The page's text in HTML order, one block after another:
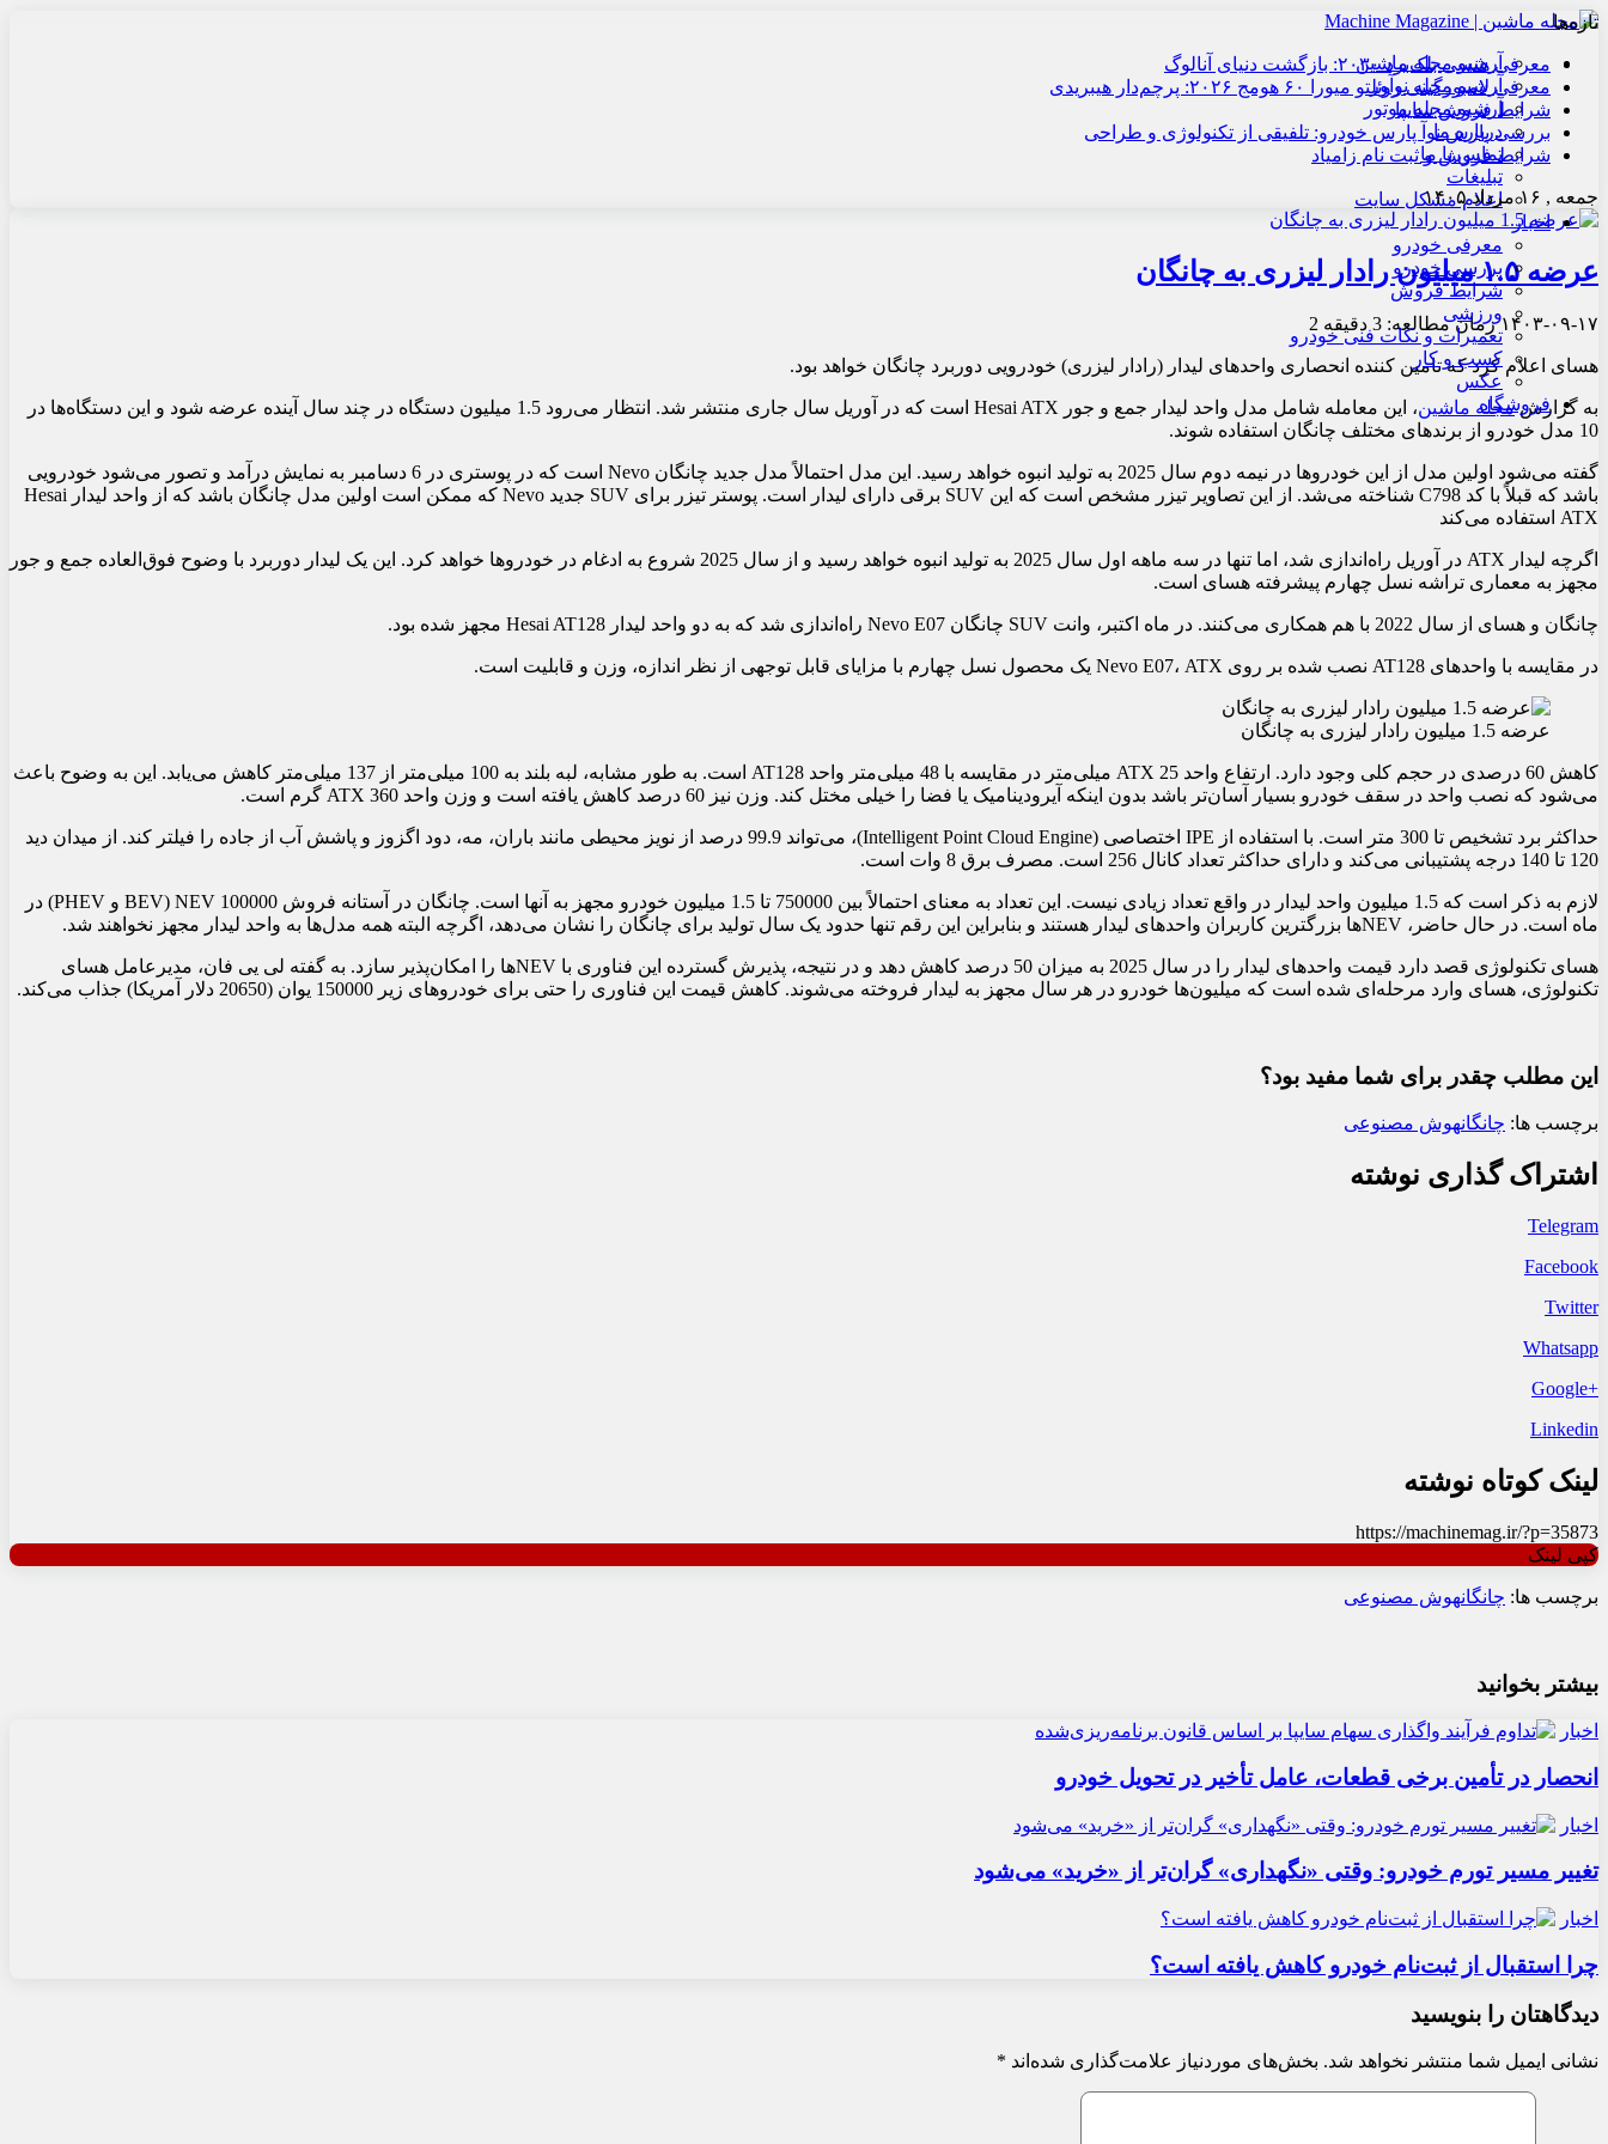
آرشیو مجله ماشین
آرشیو مجله نوآور
آرشیو مجله موتور
درباره ما
تماس با ما
تبلیغات
اعلام مشکل سایت
اخبار
معرفی خودرو
بررسی خودرو
شرایط فروش
ورزشی
تعمیرات و نکات فنی خودرو
کسب و کار
عکس
فروشگاه
تازه‌ها
معرفی هنسی بلک‌برد ۲۰۳۰: بازگشت دنیای آنالوگ
معرفی لامبورگینی روئلتو میورا ۶۰ هومج ۲۰۲۶: پرچم‌دار هیبریدی
شرایط فروش سایپا
بررسی پارس نوآ پارس خودرو: تلفیقی از تکنولوژی و طراحی
شرایط فروش و ثبت نام زامیاد
جمعه , ۱۶ مرداد ۱۴۰۵
عرضه ۱.۵ میلیون رادار لیزری به چانگان
۱۴۰۳-۰۹-۱۷زمان مطالعه: 3 دقیقه
هسای اعلام کرد که تامین کننده انحصاری واحدهای لیدار (رادار لیزری) خودرویی دوربرد چانگان خواهد بود.
به گزارشمجله ماشین
، این معامله شامل مدل واحد لیدار جمع و جور Hesai ATX است که در آوریل سال جاری منتشر شد. انتظار می‌رود 1.5 میلیون دستگاه در چند سال آینده عرضه شود و این دستگاه‌ها در
10 مدل خودرو از برندهای مختلف چانگان استفاده شوند.
گفته می‌شود اولین مدل از این خودروها در نیمه دوم سال 2025 به تولید انبوه خواهد رسید. این مدل احتمالاً مدل جدید چانگان Nevo است که در پوستری در 6 دسامبر به نمایش درآمد و تصور می‌شود خودرویی
باشد که قبلاً با کد C798 شناخته می‌شد. از این تصاویر تیزر مشخص است که این SUV برقی دارای لیدار است. پوستر تیزر برای SUV جدید Nevo که ممکن است اولین مدل چانگان باشد که از واحد لیدار Hesai
ATX استفاده می‌کند
اگرچه لیدار ATX در آوریل راه‌اندازی شد، اما تنها در سه ماهه اول سال 2025 به تولید انبوه خواهد رسید و از سال 2025 شروع به ادغام در خودروها خواهد کرد. این یک لیدار دوربرد با وضوح فوق‌العاده جمع و جور
مجهز به معماری تراشه نسل چهارم پیشرفته هسای است.
چانگان و هسای از سال 2022 با هم همکاری می‌کنند. در ماه اکتبر، وانت SUV چانگان Nevo E07 راه‌اندازی شد که به دو واحد لیدار Hesai AT128 مجهز شده بود.
در مقایسه با واحدهای AT128 نصب شده بر روی Nevo E07، ATX یک محصول نسل چهارم با مزایای قابل توجهی از نظر اندازه، وزن و قابلیت است.
عرضه 1.5 میلیون رادار لیزری به چانگان
کاهش 60 درصدی در حجم کلی وجود دارد. ارتفاع واحد ATX 25 میلی‌متر در مقایسه با 48 میلی‌متر واحد AT128 است. به طور مشابه، لبه بلند به 100 میلی‌متر از 137 میلی‌متر کاهش می‌یابد. این به وضوح باعث
می‌شود که نصب واحد در سقف خودرو بسیار آسان‌تر باشد بدون اینکه آیرودینامیک یا فضا را خیلی مختل کند. وزن نیز 60 درصد کاهش یافته است و وزن واحد ATX 360 گرم است.
حداکثر برد تشخیص تا 300 متر است. با استفاده از IPE اختصاصی (Intelligent Point Cloud Engine)، می‌تواند 99.9 درصد از نویز محیطی مانند باران، مه، دود اگزوز و پاشش آب از جاده را فیلتر کند. از میدان دید
120 تا 140 درجه پشتیبانی می‌کند و دارای حداکثر تعداد کانال 256 است. مصرف برق 8 وات است.
لازم به ذکر است که 1.5 میلیون واحد لیدار در واقع تعداد زیادی نیست. این تعداد به معنای احتمالاً بین 750000 تا 1.5 میلیون خودرو مجهز به آنها است. چانگان در آستانه فروش 100000 NEV (BEV و PHEV) در
ماه است. در حال حاضر، NEVها بزرگترین کاربران واحدهای لیدار هستند و بنابراین این رقم تنها حدود یک سال تولید برای چانگان را نشان می‌دهد، اگرچه البته همه مدل‌ها به واحد لیدار مجهز نخواهند شد.
هسای تکنولوژی قصد دارد قیمت واحدهای لیدار را در سال 2025 به میزان 50 درصد کاهش دهد و در نتیجه، پذیرش گسترده این فناوری با NEVها را امکان‌پذیر سازد. به گفته لی یی فان، مدیرعامل هسای
تکنولوژی، هسای وارد مرحله‌ای شده است که میلیون‌ها خودرو در هر سال مجهز به لیدار فروخته می‌شوند. کاهش قیمت این فناوری را حتی برای خودروهای زیر 150000 یوان (20650 دلار آمریکا) جذاب می‌کند.
این مطلب چقدر برای شما مفید بود؟
برچسب ها: چانگانهوش مصنوعی
اشتراک گذاری نوشته
Telegram
Facebook
Twitter
Whatsapp
+Google
Linkedin
لینک کوتاه نوشته
https://machinemag.ir/?p=35873
کپی لینک
برچسب ها: چانگانهوش مصنوعی
بیشتر بخوانید
اخبار
انحصار در تأمین برخی قطعات، عامل تأخیر در تحویل خودرو
اخبار
تغییر مسیر تورم خودرو: وقتی «نگهداری» گران‌تر از «خرید» می‌شود
اخبار
چرا استقبال از ثبت‌نام خودرو کاهش یافته است؟
دیدگاهتان را بنویسید
نشانی ایمیل شما منتشر نخواهد شد. بخش‌های موردنیاز علامت‌گذاری شده‌اند *